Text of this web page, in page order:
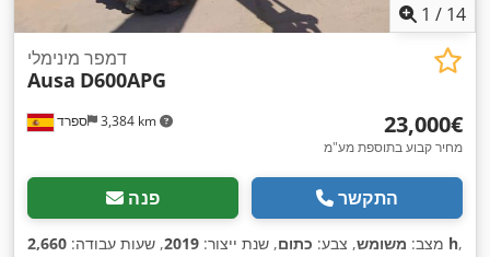
1 / 14
ספרד 3,384 km
דמפר מינימלי
Ausa D600APG
‏23,000 ‏€
מחיר קבוע בתוספת מע"מ
פנה התקשר
מצב: משומש, צבע: כתום, שנת ייצור: 2019, שעות עבודה: 2,660 h,